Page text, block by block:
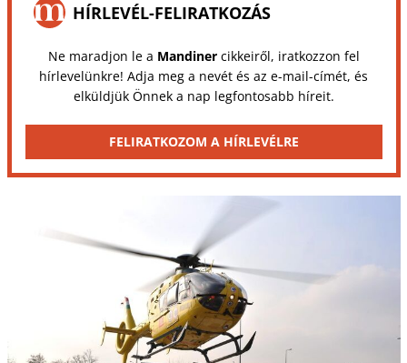
HÍRLEVÉL-FELIRATKOZÁS
Ne maradjon le a Mandinercikkeiről, iratkozzon fel
hírlevelünkre! Adja meg a nevét és az e-mail-címét, és
elküldjük Önnek a nap legfontosabb híreit.
FELIRATKOZOM A HÍRLEVÉLRE